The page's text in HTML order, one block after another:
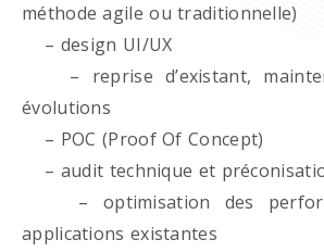
méthode agile ou traditionnelle)
– design UI/UX
– reprise d’existant,
évolutions
– POC (Proof Of Concept)
– audit technique et
– optimisation des
applications existantes